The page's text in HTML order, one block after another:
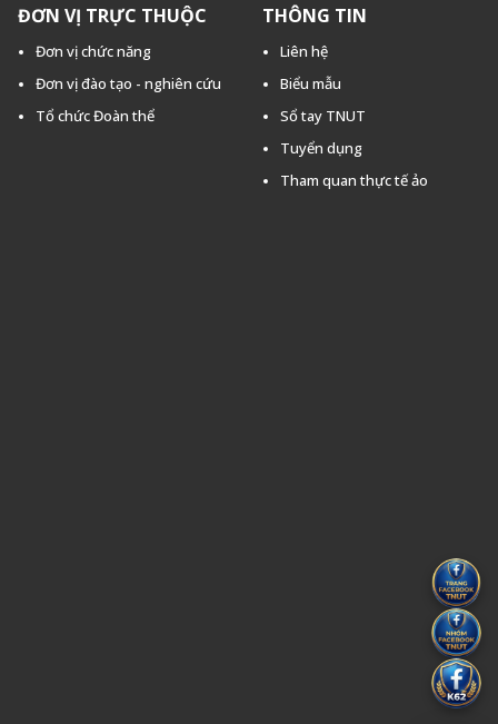
ĐƠN VỊ TRỰC THUỘC
Đơn vị chức năng
Đơn vị đào tạo - nghiên cứu
Tổ chức Đoàn thể
THÔNG TIN
Liên hệ
Biểu mẫu
Sổ tay TNUT
Tuyển dụng
Tham quan thực tế ảo